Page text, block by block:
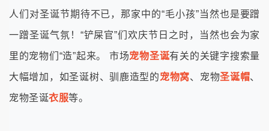
人们对圣诞节期待不已，那家中的“毛小孩”当然也是要蹭
一蹭圣诞气氛！“铲屎官”们欢庆节日之时，当然也会为家
里的宠物们“造”起来。 市场宠物圣诞有关的关键字搜索量
大幅增加，如圣诞树、驯鹿造型的宠物窝、宠物圣诞帽、
宠物圣诞衣服等。